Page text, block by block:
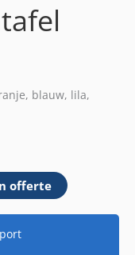
blauw, lila,
offerte